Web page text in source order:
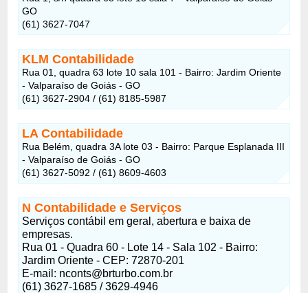
GO
(61) 3627-7047
KLM Contabilidade
Rua 01, quadra 63 lote 10 sala 101 - Bairro: Jardim Oriente
- Valparaíso de Goiás - GO
(61) 3627-2904 / (61) 8185-5987
LA Contabilidade
Rua Belém, quadra 3A lote 03 - Bairro: Parque Esplanada III
- Valparaíso de Goiás - GO
(61) 3627-5092 / (61) 8609-4603
N Contabilidade e Serviços
Serviços contábil em geral, abertura e baixa de
empresas.
Rua 01 - Quadra 60 - Lote 14 - Sala 102 - Bairro:
Jardim Oriente - CEP: 72870-201
E-mail: nconts@brturbo.com.br
(61) 3627-1685 / 3629-4946